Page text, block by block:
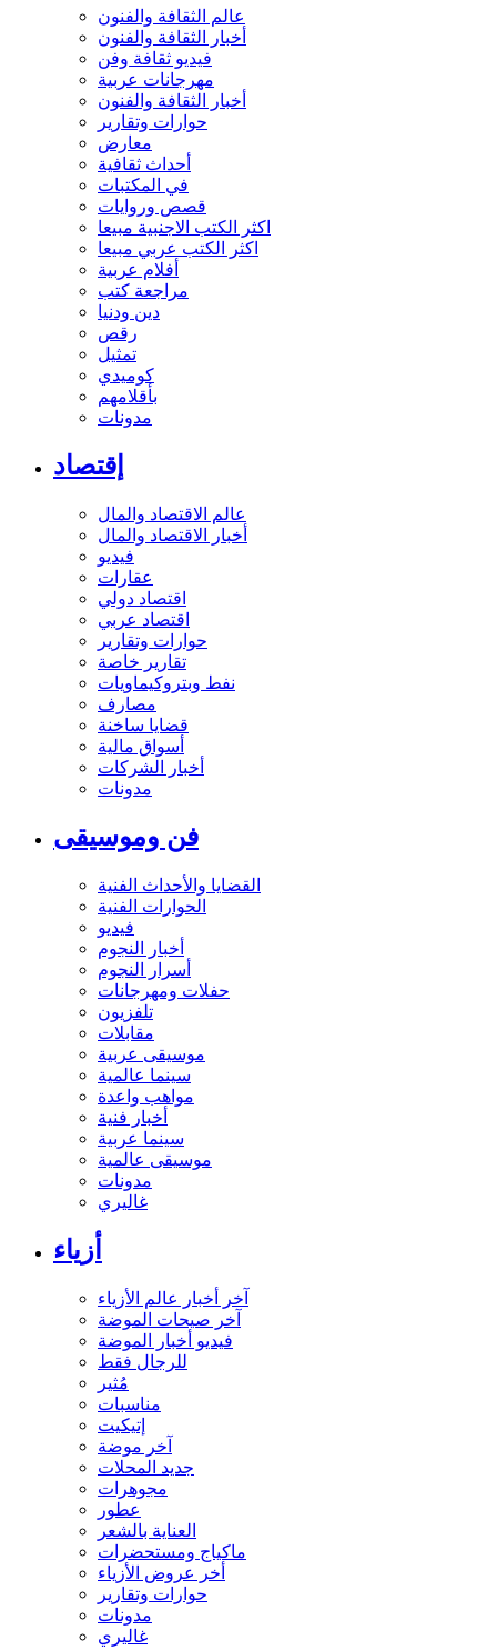
عالم الثقافة والفنون
أخبار الثقافة والفنون
فيديو ثقافة وفن
مهرجانات عربية
أخبار الثقافة والفنون
حوارات وتقارير
معارض
أحداث ثقافية
في المكتبات
قصص وروايات
اكثر الكتب الاجنبية مبيعا
اكثر الكتب عربي مبيعا
أفلام عربية
مراجعة كتب
دين ودنيا
رقص
تمثيل
كوميدي
بأقلامهم
مدونات
إقتصاد
عالم الاقتصاد والمال
أخبار الاقتصاد والمال
فيديو
عقارات
اقتصاد دولي
اقتصاد عربي
حوارات وتقارير
تقارير خاصة
نفط وبتروكيماويات
مصارف
قضايا ساخنة
أسواق مالية
أخبار الشركات
مدونات
فن وموسيقى
القضايا والأحداث الفنية
الحوارات الفنية
فيديو
أخبار النجوم
أسرار النجوم
حفلات ومهرجانات
تلفزيون
مقابلات
موسيقى عربية
سينما عالمية
مواهب واعدة
أخبار فنية
سينما عربية
موسيقى عالمية
مدونات
غاليري
أزياء
آخر أخبار عالم الأزياء
آخر صيحات الموضة
فيديو أخبار الموضة
للرجال فقط
مُثير
مناسبات
إتيكيت
آخر موضة
جديد المحلات
مجوهرات
عطور
العناية بالشعر
ماكياج ومستحضرات
أخر عروض الأزياء
حوارات وتقارير
مدونات
غاليري